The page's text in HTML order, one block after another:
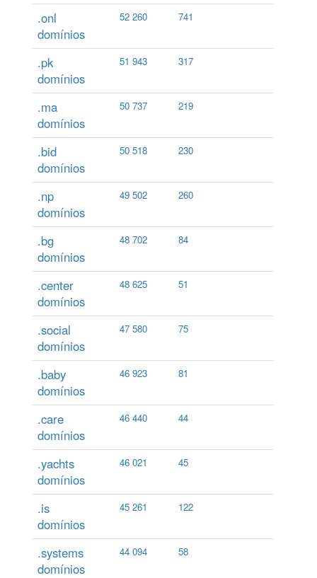
.onl
domínios
52 260 741
.pk
domínios
51 943 317
.ma
domínios
50 737 219
.bid
domínios
50 518 230
.np
domínios
49 502 260
.bg
domínios
48 702 84
.center
domínios
48 625 51
.social
domínios
47 580 75
.baby
domínios
46 923 81
.care
domínios
46 440 44
.yachts
domínios
46 021 45
.is
domínios
45 261 122
.systems
domínios
44 094 58